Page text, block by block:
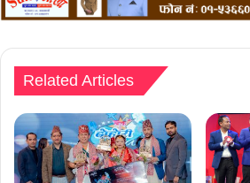
Related Articles